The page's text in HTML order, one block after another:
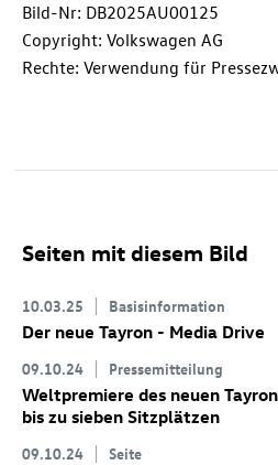
Bild-Nr: DB2025AU00125
Copyright: Volkswagen AG
Rechte: Verwendung für
Seiten mit diesem Bild
10.03.25 Basisinformation
Der neue Tayron - Media Drive
09.10.24 Pressemitteilung
Weltpremiere des neuen
bis zu sieben Sitzplätzen
09.10.24 Seite